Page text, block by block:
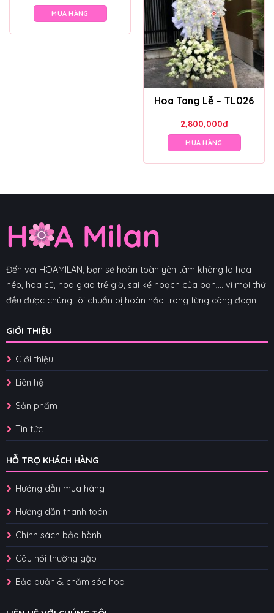
MUA HÀNG
Hoa Tang Lễ – TL026
2,800,000đ
MUA HÀNG
Đến với HOAMILAN, bạn sẽ hoàn toàn yên tâm không lo hoa
héo, hoa cũ, hoa giao trễ giờ, sai kế hoạch của bạn,... vì mọi thứ
đều được chúng tôi chuẩn bị hoàn hảo trong từng công đoạn.
GIỚI THIỆU
Giới thiệu
Liên hệ
Sản phẩm
Tin tức
HỖ TRỢ KHÁCH HÀNG
Hướng dẫn mua hàng
Hướng dẫn thanh toán
Chính sách bảo hành
Câu hỏi thường gặp
Bảo quản & chăm sóc hoa